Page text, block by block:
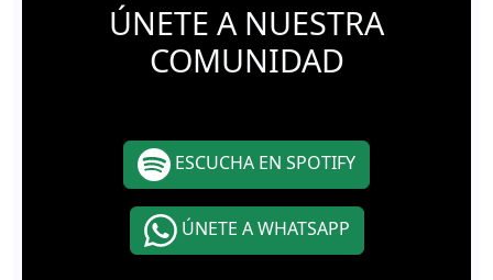
ÚNETE A NUESTRA
COMUNIDAD
ESCUCHA EN SPOTIFY
ÚNETE A WHATSAPP